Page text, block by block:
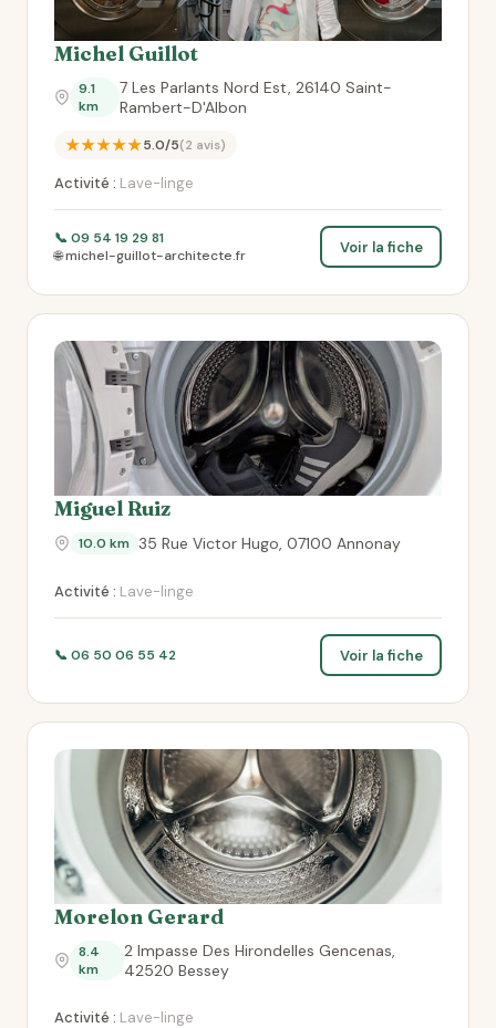
Michel Guillot
9.1
km
7 Les Parlants Nord Est, 26140 Saint-
Rambert-D'Albon
★★★★★5.0/5(2 avis)
Activité : Lave-linge
📞 09 54 19 29 81
🌐 michel-guillot-architecte.fr
Voir la fiche
Miguel Ruiz
10.0 km 35 Rue Victor Hugo, 07100 Annonay
Activité : Lave-linge
📞 06 50 06 55 42 Voir la fiche
Morelon Gerard
8.4
km
2 Impasse Des Hirondelles Gencenas,
42520 Bessey
Activité : Lave-linge